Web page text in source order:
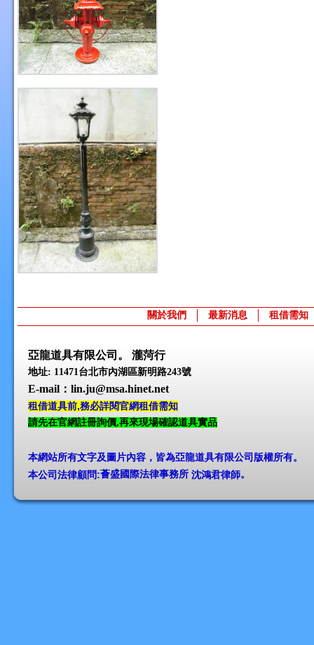
關於我們 最新消息 租借需知
亞龍道具有限公司。 瀧菏行
地址: 11471台北市內湖區新明路243號
E-mail ：lin.ju@msa.hinet.net
租借道具前,務必詳閱官網租借需知
請先在官網註冊詢價,再來現場確認道具實品
本網站所有文字及圖片內容，皆為亞龍道具有限公司版權所有。
本公司法律顧問:薈盛國際法律事務所 沈鴻君律師。